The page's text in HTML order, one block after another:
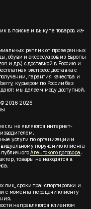
в поиске и выкупе товаров из-
реплик от проверенных
обуви и аксессуаров из Европы
и др.) с доставкой в Россию и
экспресс доставка с
гарантия качества и
курьером по России без
мы делаем моду доступной.
© 2016-2026
не являются интернет-
услуги по организации и
поручению клиента
Агентского договора.
товары не находятся в
лиц, сроки транспортировки и
с момента передачи клиенту
направляются клиентом